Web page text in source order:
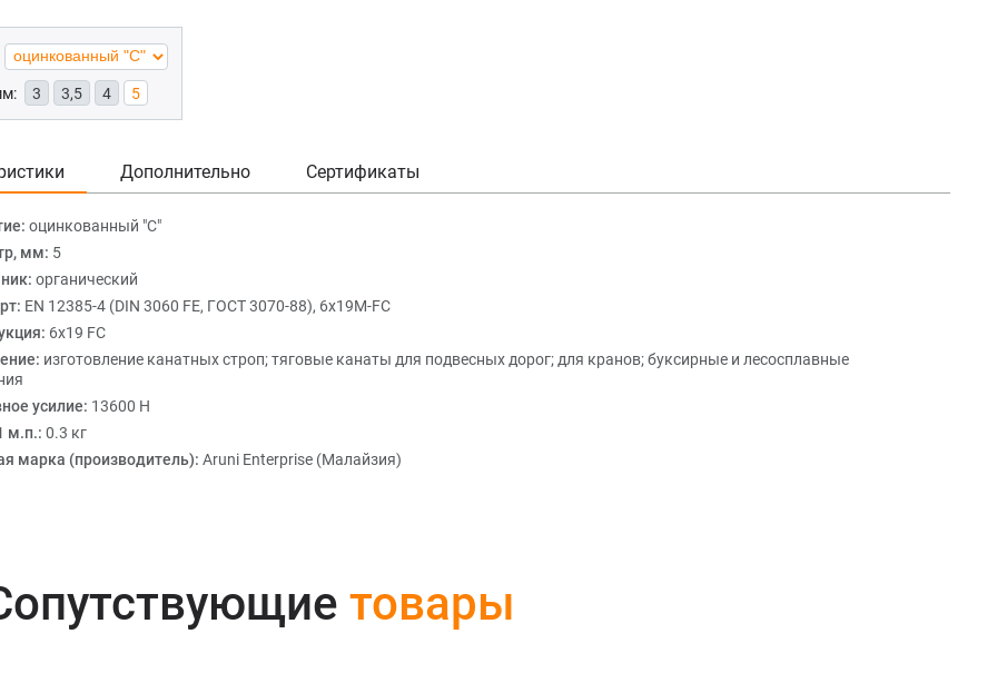
3 3,5 4 5
Дополнительно Сертификаты
оцинкованный "С"
мм: 5
органический
EN 12385-4 (DIN 3060 FE, ГОСТ 3070-88), 6x19M-FC
6х19 FC
изготовление канатных строп; тяговые канаты для подвесных дорог; для кранов; буксирные и лесосплавные
усилие: 13600 Н
м.п.: 0.3 кг
марка (производитель): Aruni Enterprise (Малайзия)
товары